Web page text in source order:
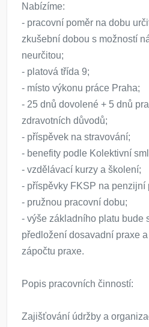
Nabízíme:
- pracovní poměr na dobu
zkušební dobou s možností
neurčitou;
- platová třída 9;
- místo výkonu práce Praha;
- 25 dnů dovolené + 5 dnů
zdravotních důvodů;
- příspěvek na stravování;
- benefity podle Kolektivní
- vzdělávací kurzy a školení;
- příspěvky FKSP na penzijní
- pružnou pracovní dobu;
- výše základního platu bude
předložení dosavadní praxe
zápočtu praxe.
Popis pracovních činností:
Zajišťování údržby a